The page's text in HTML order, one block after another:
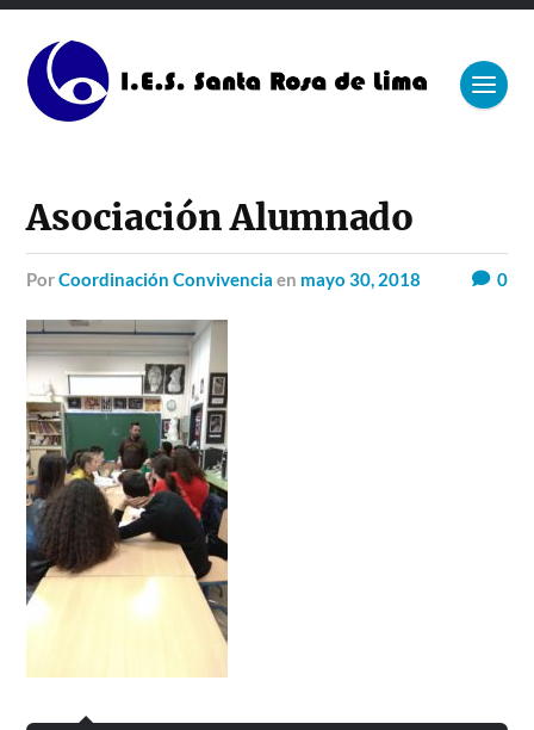
Asociación Alumnado
porCoordinación Convivencia en mayo 30, 2018 0